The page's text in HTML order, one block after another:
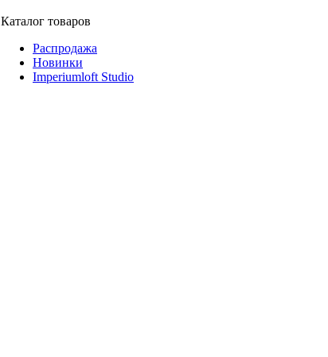
Каталог товаров
Распродажа
Новинки
Imperiumloft Studio